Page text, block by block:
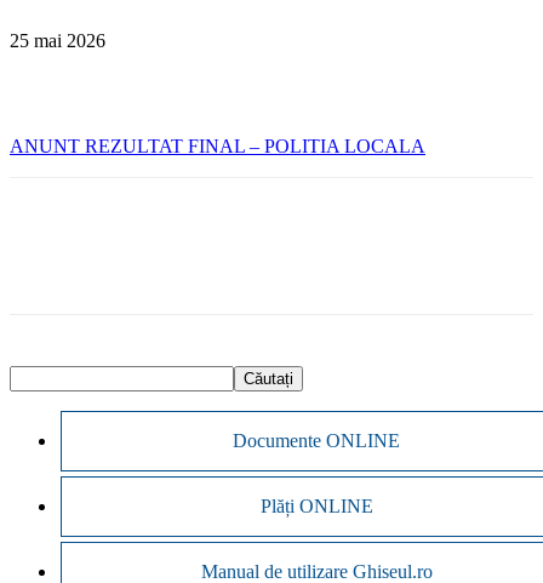
25 mai 2026
ANUNT REZULTAT FINAL – POLITIA LOCALA
Documente ONLINE
Plăți ONLINE
Manual de utilizare Ghiseul.ro